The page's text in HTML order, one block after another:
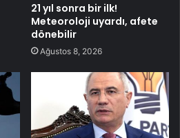
21 yıl sonra bir ilk!
Meteoroloji uyardı, afete
dönebilir
Ağustos 8, 2026